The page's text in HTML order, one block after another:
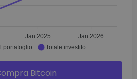
Jan 2025 Jan 2026
portafoglio Totale investito
Bitcoin